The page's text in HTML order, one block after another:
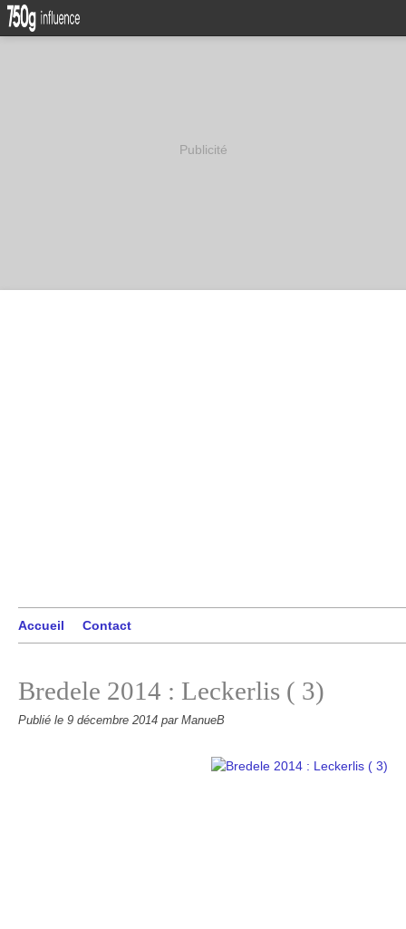
Publicité
Accueil Contact
Bredele 2014 : Leckerlis ( 3)
Publié le 9 décembre 2014 par ManueB